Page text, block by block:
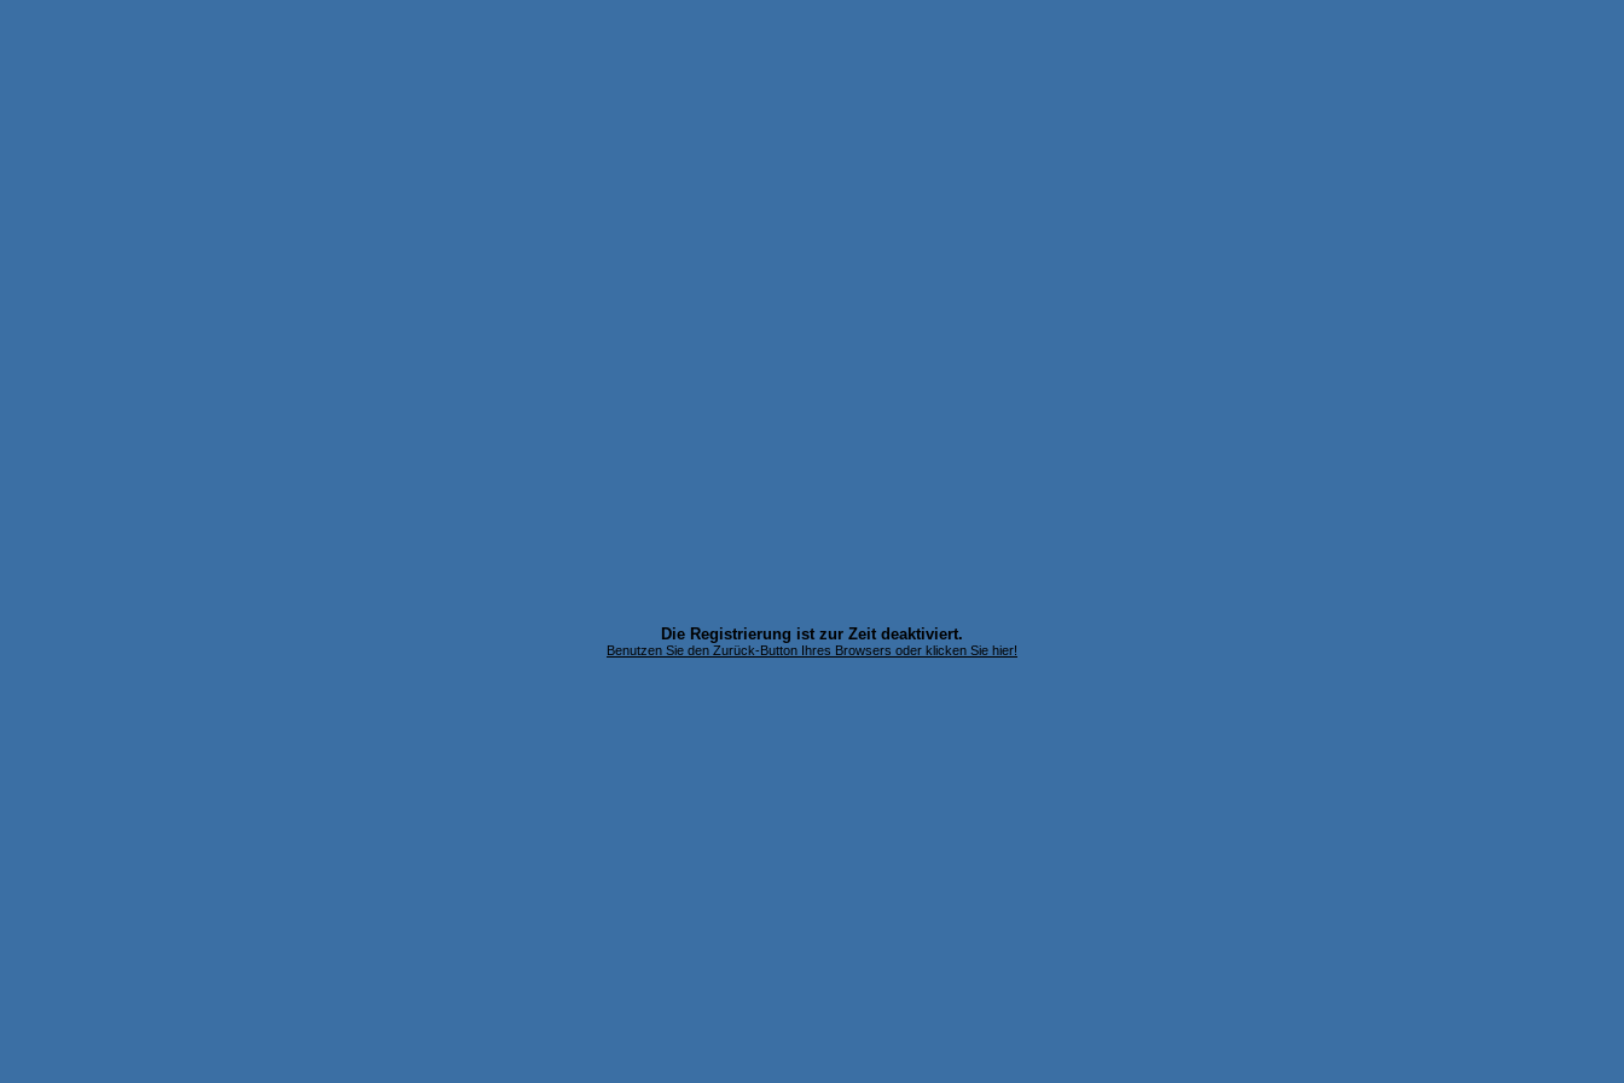
Die Registrierung ist zur Zeit deaktiviert.
Benutzen Sie den Zurück-Button Ihres Browsers oder klicken Sie hier!